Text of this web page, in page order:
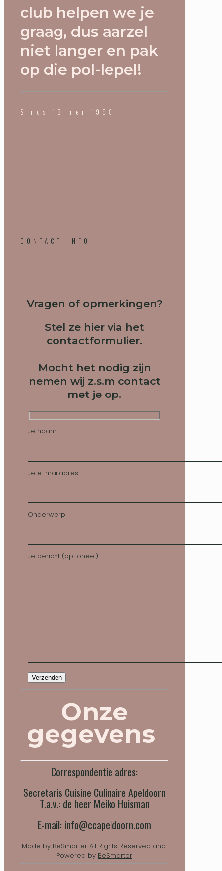
club helpen we je
graag, dus aarzel
niet langer en pak
op die pol-lepel!
Sinds 13 mei 1998
CONTACT-INFO
Vragen of opmerkingen?
Stel ze hier via het
contactformulier.
Mocht het nodig zijn
nemen wij z.s.m contact
met je op.
Je naam
Je e-mailadres
Onderwerp
Je bericht (optioneel)
Onze
gegevens
Correspondentie adres:
Secretaris Cuisine Culinaire Apeldoorn
T.a.v.: de heer Meiko Huisman
E-mail: info@ccapeldoorn.com
Made by BeSmarterAll Rights Reserved and
Powered by BeSmarter